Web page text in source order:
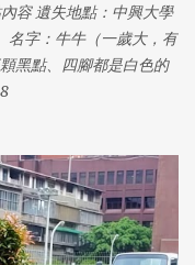
容 遺失地點：中興大學
名字：牛牛（一歲大，有
黑點、四腳都是白色的